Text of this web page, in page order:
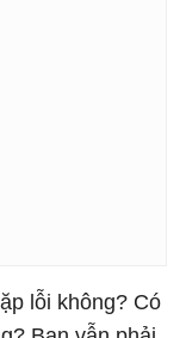
lỗi không? Có